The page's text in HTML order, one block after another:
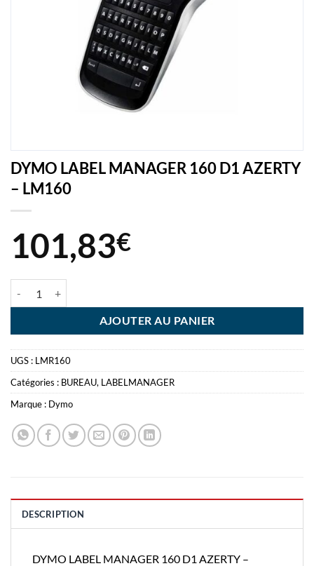
DYMO LABEL MANAGER 160 D1 AZERTY
– LM160
101,83€
AJOUTER AU PANIER
UGS : LMR160
Catégories : BUREAU, LABELMANAGER
Marque : Dymo
DESCRIPTION
DYMO LABEL MANAGER 160 D1 AZERTY –